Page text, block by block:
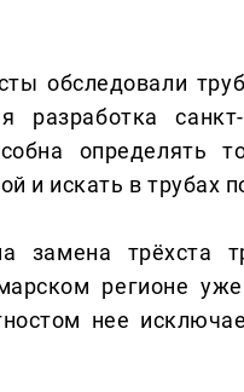
обследовали
разработка
определять
и искать в трубах
замена трёхста
регионе
нее